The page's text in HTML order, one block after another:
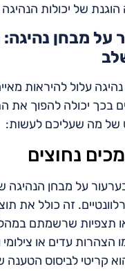
של יכולות
על מבחן
עלול להיראות
בכך יכולה להפוך את
של מה שעליכם לעשות:
נחוצים
על מבחן הנהיגה
זה כולל את
תצפיות שרשמתם
עדים או צילומי
קריטי לביסוס הטענה